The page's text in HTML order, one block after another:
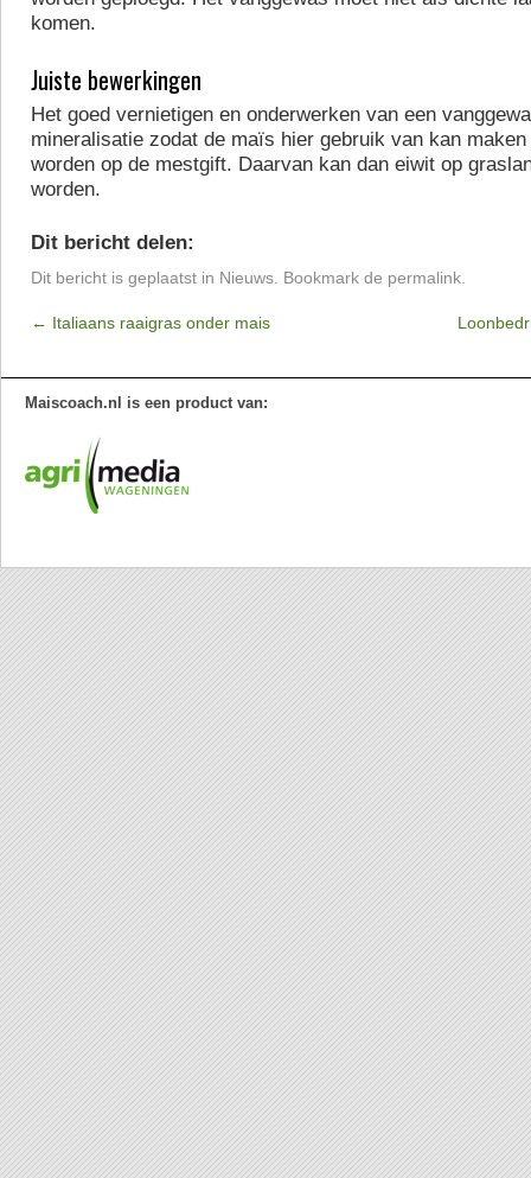
komen.
Juiste bewerkingen
Het goed vernietigen en onderwerken van een
mineralisatie zodat de maïs hier gebruik van kan
worden op de mestgift. Daarvan kan dan eiwit op
worden.
Dit bericht delen:
Dit bericht is geplaatst in Nieuws . Bookmark de permalink
← Italiaans raaigras onder mais
Maiscoach.nl is een product van: